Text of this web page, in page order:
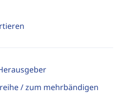
/ zum mehrbändigen